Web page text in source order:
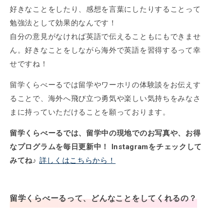
好きなことをしたり、感想を言葉にしたりすることって
勉強法として効果的なんです！
自分の意見がなければ英語で伝えることもにもできませ
ん。好きなことをしながら海外で英語を習得するって幸
せですね！
留学くらべーるでは留学やワーホリの体験談をお伝えす
ることで、海外へ飛び立つ勇気や楽しい気持ちをみなさ
まに持っていただけることを願っております。
留学くらべーるでは、留学中の現地でのお写真や、お得
なプログラムを毎日更新中！ Instagramをチェックして
みてね♪ 詳しくはこちらから！
留学くらべーるって、どんなことをしてくれるの？